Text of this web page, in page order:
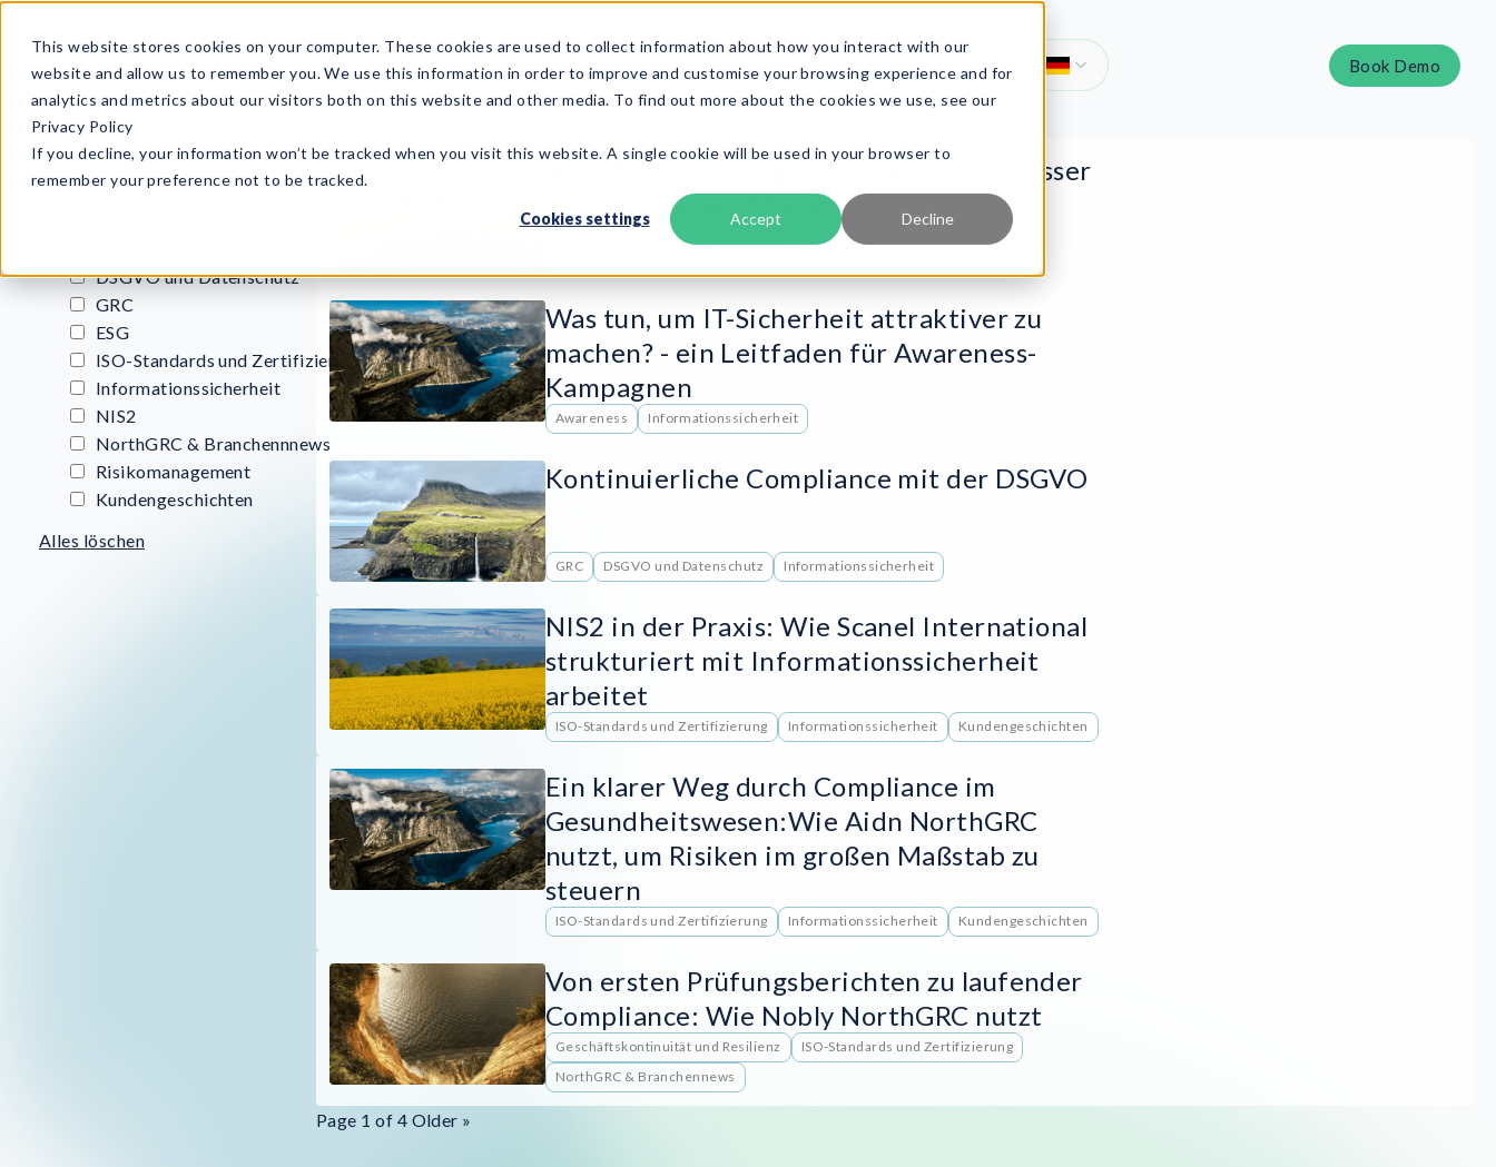
This website stores cookies on your computer. These cookies are used to collect information about how you interact with our
website and allow us to remember you. We use this information in order to improve and customise your browsing experience and for
analytics and metrics about our visitors both on this website and other media. To find out more about the cookies we use, see our
Privacy Policy
If you decline, your information won’t be tracked when you visit this website. A single cookie will be used in your browser to
remember your preference not to be tracked.
Cookies settings Accept Decline
Produkt Frameworks Services Ressourcen Über uns Book Demo
Artikel & News
Awareness
DSGVO und Datenschutz
GRC
ESG
ISO-Standards und Zertifizierung
Informationssicherheit
NIS2
NorthGRC & Branchennnews
Risikomanagement
Kundengeschichten
Alles löschen
Jede Zertifizierung macht NorthGRC besser
– und davon profitieren Sie
Was tun, um IT-Sicherheit attraktiver zu
machen? - ein Leitfaden für Awareness-
Kampagnen
Awareness Informationssicherheit
Kontinuierliche Compliance mit der DSGVO
GRC DSGVO und Datenschutz Informationssicherheit
NIS2 in der Praxis: Wie Scanel International
strukturiert mit Informationssicherheit
arbeitet
ISO-Standards und Zertifizierung Informationssicherheit Kundengeschichten
Ein klarer Weg durch Compliance im
Gesundheitswesen:Wie Aidn NorthGRC
nutzt, um Risiken im großen Maßstab zu
steuern
ISO-Standards und Zertifizierung Informationssicherheit Kundengeschichten
Von ersten Prüfungsberichten zu laufender
Compliance: Wie Nobly NorthGRC nutzt
Geschäftskontinuität und Resilienz
ISO-Standards und Zertifizierung
NorthGRC & Branchennews
Page 1 of 4 Older »